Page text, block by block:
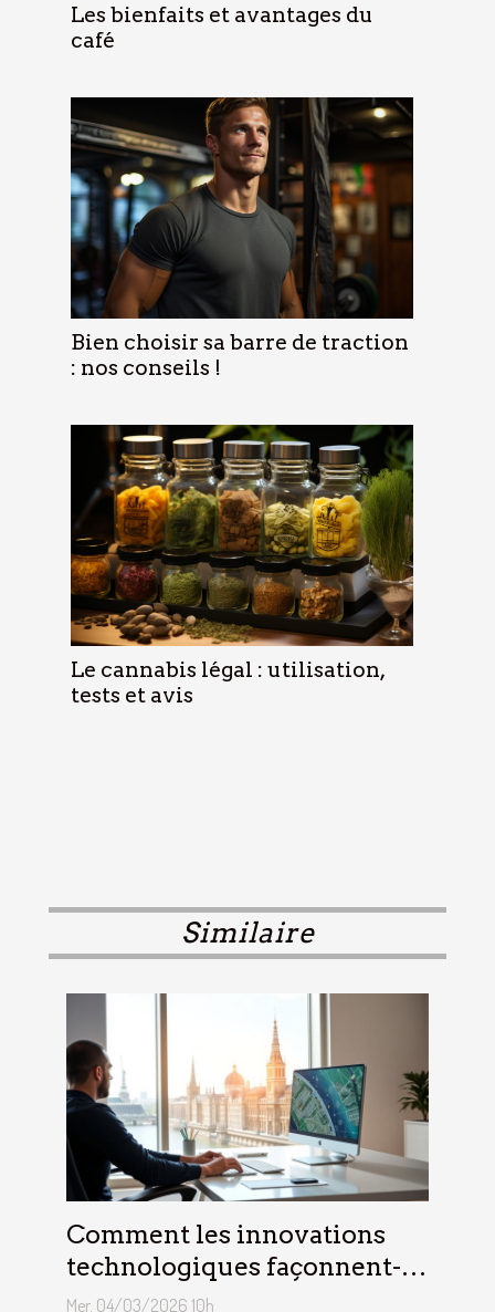
Les bienfaits et avantages du
café
Bien choisir sa barre de traction
: nos conseils !
Le cannabis légal : utilisation,
tests et avis
Similaire
Comment les innovations
technologiques façonnent-
elles le télétravail en Europe
Mer. 04/03/2026 10h